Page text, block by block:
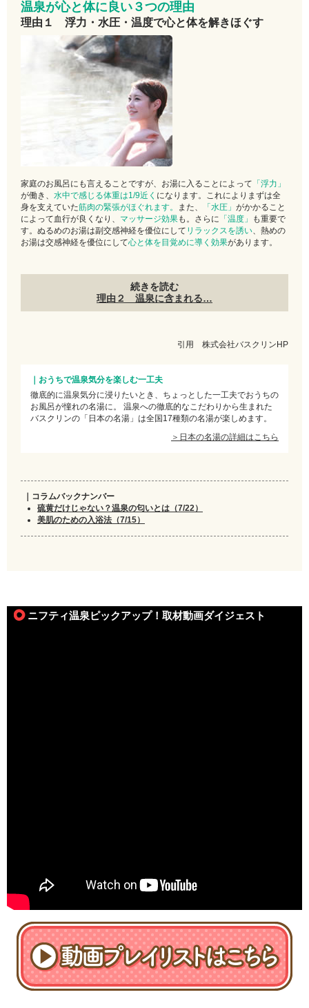
温泉が心と体に良い３つの理由
理由１ 浮力・水圧・温度で心と体を解きほぐす
家庭のお風呂にも言えることですが、お湯に入ることによって 「浮力」
が働き、 水中で感じる体重は1/9近く になります。これによりまずは全
身を支えていた筋肉の緊張がほぐれます。 また、 「水圧」 がかかること
によって血行が良くなり、 マッサージ効果も。さらに 「温度」
も重要で
す。ぬるめのお湯は副交感神経を優位にして リラックスを誘い 、熱めの
お湯は交感神経を優位にして心と体を目覚めに導く効果があります。
続きを読む
理由２ 温泉に含まれる…
引用 株式会社バスクリンHP
｜おうちで温泉気分を楽しむ一工夫
徹底的に温泉気分に浸りたいとき、ちょっとした一工夫でおうちの
お風呂が憧れの名湯に。 温泉への徹底的なこだわりから生まれた
バスクリンの「日本の名湯」は全国17種類の名湯が楽しめます。
＞日本の名湯の詳細はこちら
｜コラムバックナンバー
硫黄だけじゃない？温泉の匂いとは（7/22）
美肌のための入浴法（7/15）
ニフティ温泉ピックアップ！取材動画ダイジェスト